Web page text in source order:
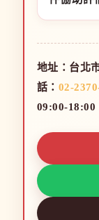
地址：台北
話： 02-
09:00-18:00